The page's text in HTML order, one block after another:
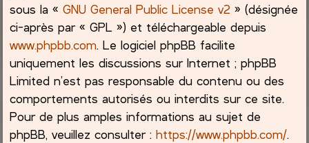
sous la «GNU General Public License v2 » (désignée
ci-après par « GPL ») et téléchargeable depuis
www.phpbb.com. Le logiciel phpBB facilite
uniquement les discussions sur Internet ; phpBB
Limited n’est pas responsable du contenu ou des
comportements autorisés ou interdits sur ce site.
Pour de plus amples informations au sujet de
phpBB, veuillez consulter :https://www.phpbb.com/.